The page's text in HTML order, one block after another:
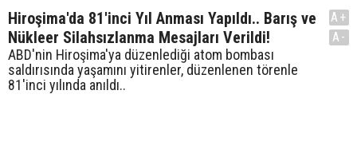
Hiroşima'da 81'inci Yıl Anması Yapıldı.. Barış ve
Nükleer Silahsızlanma Mesajları Verildi!
ABD'nin Hiroşima'ya düzenlediği atom bombası
saldırısında yaşamını yitirenler, düzenlenen törenle
81'inci yılında anıldı..
A+
A-